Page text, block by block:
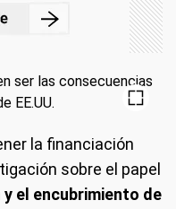
la financiación
sobre el papel
el encubrimiento de